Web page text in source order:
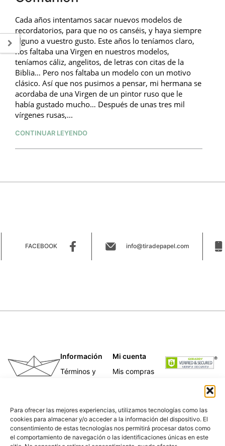
Para ofrecer las mejores experiencias, utilizamos tecnologías como las
cookies para almacenar y/o acceder a la información del dispositivo. El
consentimiento de estas tecnologías nos permitirá procesar datos como
el comportamiento de navegación o las identificaciones únicas en este
Cada años intentamos sacar nuevos modelos de
recordatorios, para que no os canséis, y haya siempre
alguno a vuestro gusto. Este años lo teníamos claro,
nos faltaba una Virgen en nuestros modelos,
teníamos cáliz, angelitos, de letras con citas de la
Biblia… Pero nos faltaba un modelo con un motivo
clásico. Así que nos pusimos a pensar, mi hermana se
acordaba de una Virgen de un pintor ruso que le
había gustado mucho… Después de unas tres mil
vírgenes rusas,...
CONTINUAR LEYENDO
FACEBOOK info@tiradepapel.com
Información
Términos y
Caligrafía
Para empresas
Nosotras
Política de
Mi cuenta
Mis compras